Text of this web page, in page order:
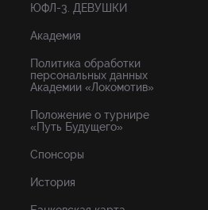
ЮФЛ-3. ДЕВУШКИ
Академия
Политика обработки
персональных данных
Академии «Локомотив»
Положение о турнире
«Путь Будущего»
Спонсоры
История